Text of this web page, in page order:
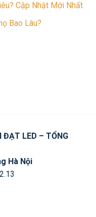
Cập Nhật Mới Nhất
Bao Lâu?
ĐẠT LED – TỔNG
Hà Nội